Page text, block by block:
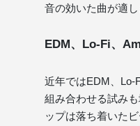
音の効いた曲が適し
EDM、Lo-Fi、
近年ではEDM、Lo-
組み合わせる試み
ップは落ち着いた